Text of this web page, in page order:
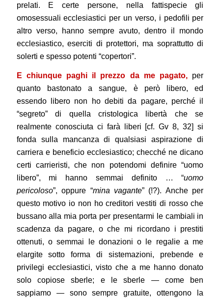
prelati. E certe persone, nella fattispecie gli
omosessuali ecclesiastici per un verso, i pedofili per
altro verso, hanno sempre avuto, dentro il mondo
ecclesiastico, eserciti di protettori, ma soprattutto di
solerti e spesso potenti “copertori”.
E chiunque paghi il prezzo da me pagato, per
quanto bastonato a sangue, è però libero, ed
essendo libero non ho debiti da pagare, perché il
“segreto” di quella cristologica libertà che se
realmente conosciuta ci farà liberi [cf. Gv 8, 32] si
fonda sulla mancanza di qualsiasi aspirazione di
carriera e beneficio ecclesiastico; checché ne dicano
certi carrieristi, che non potendomi definire “uomo
libero”, mi hanno semmai definito … “uomo
pericoloso”, oppure “mina vagante” (!?). Anche per
questo motivo io non ho creditori vestiti di rosso che
bussano alla mia porta per presentarmi le cambiali in
scadenza da pagare, o che mi ricordano i prestiti
ottenuti, o semmai le donazioni o le regalie a me
elargite sotto forma di sistemazioni, prebende e
privilegi ecclesiastici, visto che a me hanno donato
solo copiose sberle; e le sberle — come ben
sappiamo — sono sempre gratuite, ottengono la